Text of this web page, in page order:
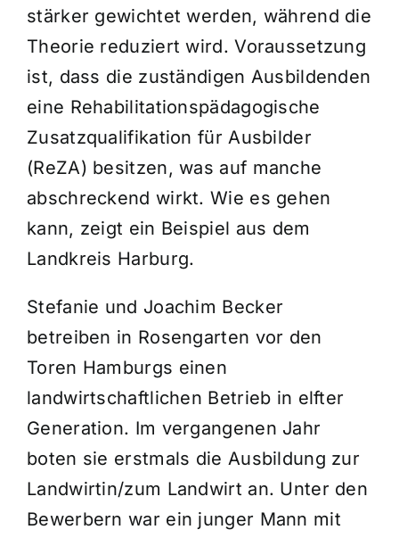
stärker gewichtet werden, während die
Theorie reduziert wird. Voraussetzung
ist, dass die zuständigen Ausbildenden
eine Rehabilitationspädagogische
Zusatzqualifikation für Ausbilder
(ReZA) besitzen, was auf manche
abschreckend wirkt. Wie es gehen
kann, zeigt ein Beispiel aus dem
Landkreis Harburg.
Stefanie und Joachim Becker
betreiben in Rosengarten vor den
Toren Hamburgs einen
landwirtschaftlichen Betrieb in elfter
Generation. Im vergangenen Jahr
boten sie erstmals die Ausbildung zur
Landwirtin/zum Landwirt an. Unter den
Bewerbern war ein junger Mann mit